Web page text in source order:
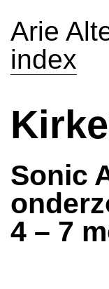
Arie
index
Sonic
4 – 7